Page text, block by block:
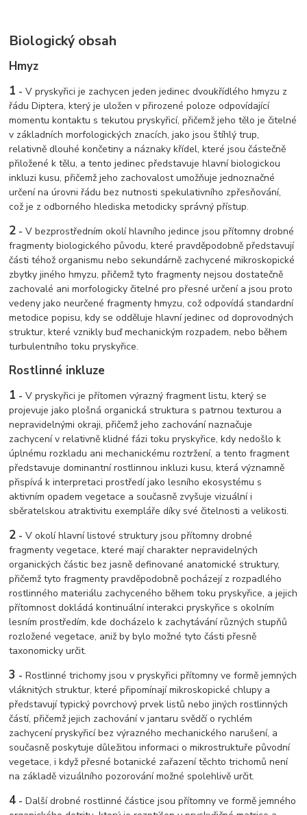
Biologický obsah
Hmyz
1 -V pryskyřici je zachycen jeden jedinec dvoukřídlého hmyzu z
řádu Diptera, který je uložen v přirozené poloze odpovídající
momentu kontaktu s tekutou pryskyřicí, přičemž jeho tělo je čitelné
v základních morfologických znacích, jako jsou štíhlý trup,
relativně dlouhé končetiny a náznaky křídel, které jsou částečně
přiložené k tělu, a tento jedinec představuje hlavní biologickou
inkluzi kusu, přičemž jeho zachovalost umožňuje jednoznačné
určení na úrovni řádu bez nutnosti spekulativního zpřesňování,
což je z odborného hlediska metodicky správný přístup.
2 -V bezprostředním okolí hlavního jedince jsou přítomny drobné
fragmenty biologického původu, které pravděpodobně představují
části téhož organismu nebo sekundárně zachycené mikroskopické
zbytky jiného hmyzu, přičemž tyto fragmenty nejsou dostatečně
zachovalé ani morfologicky čitelné pro přesné určení a jsou proto
vedeny jako neurčené fragmenty hmyzu, což odpovídá standardní
metodice popisu, kdy se odděluje hlavní jedinec od doprovodných
struktur, které vznikly buď mechanickým rozpadem, nebo během
turbulentního toku pryskyřice.
Rostlinné inkluze
1 -V pryskyřici je přítomen výrazný fragment listu, který se
projevuje jako plošná organická struktura s patrnou texturou a
nepravidelnými okraji, přičemž jeho zachování naznačuje
zachycení v relativně klidné fázi toku pryskyřice, kdy nedošlo k
úplnému rozkladu ani mechanickému roztržení, a tento fragment
představuje dominantní rostlinnou inkluzi kusu, která významně
přispívá k interpretaci prostředí jako lesního ekosystému s
aktivním opadem vegetace a současně zvyšuje vizuální i
sběratelskou atraktivitu exempláře díky své čitelnosti a velikosti.
2 -V okolí hlavní listové struktury jsou přítomny drobné
fragmenty vegetace, které mají charakter nepravidelných
organických částic bez jasně definované anatomické struktury,
přičemž tyto fragmenty pravděpodobně pocházejí z rozpadlého
rostlinného materiálu zachyceného během toku pryskyřice, a jejich
přítomnost dokládá kontinuální interakci pryskyřice s okolním
lesním prostředím, kde docházelo k zachytávání různých stupňů
rozložené vegetace, aniž by bylo možné tyto části přesně
taxonomicky určit.
3 -Rostlinné trichomy jsou v pryskyřici přítomny ve formě jemných
vláknitých struktur, které připomínají mikroskopické chlupy a
představují typický povrchový prvek listů nebo jiných rostlinných
částí, přičemž jejich zachování v jantaru svědčí o rychlém
zachycení pryskyřicí bez výrazného mechanického narušení, a
současně poskytuje důležitou informaci o mikrostruktuře původní
vegetace, i když přesné botanické zařazení těchto trichomů není
na základě vizuálního pozorování možné spolehlivě určit.
4 -Další drobné rostlinné částice jsou přítomny ve formě jemného